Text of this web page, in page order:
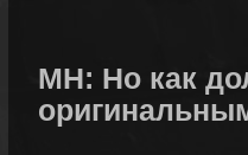
МН: Но как